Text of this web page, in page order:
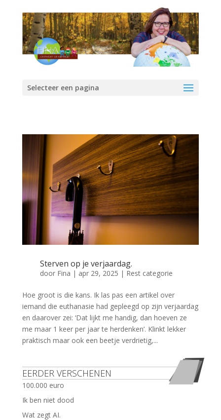
Selecteer een pagina
Sterven op je verjaardag.
door Fina | apr 29, 2025 | Rest categorie
Hoe groot is die kans. Ik las pas een artikel over
iemand die euthanasie had gepleegd op zijn verjaardag
en daarover zei: ‘Dat lijkt me handig, dan hoeven ze
me maar 1 keer per jaar te herdenken’. Klinkt lekker
praktisch maar ook een beetje verdrietig,...
EERDER VERSCHENEN
100.000 euro
Ik ben niet dood
Wat zegt AI.